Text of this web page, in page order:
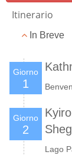
Itinerario
In Breve
Giorno
1
Giorno
2
Lago